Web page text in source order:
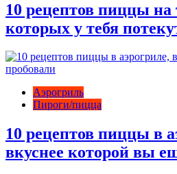
10 рецептов пиццы на
которых у тебя
Аэрогриль
Пироги/пицца
10 рецептов пиццы в
вкуснее которой вы